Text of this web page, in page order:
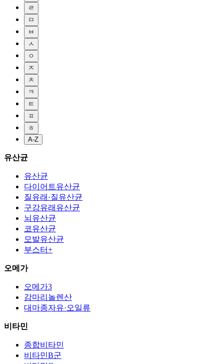
ㄹ
ㅁ
ㅂ
ㅅ
ㅇ
ㅈ
ㅊ
ㅋ
ㅌ
ㅍ
ㅎ
A-Z
유산균
유산균
다이어트유산균
질유래·질유산균
구강유래유산균
뇌유산균
코유산균
모발유산균
부스터+
오메가
오메가3
감마리놀렌산
대마종자유·오일류
비타민
종합비타민
비타민B군